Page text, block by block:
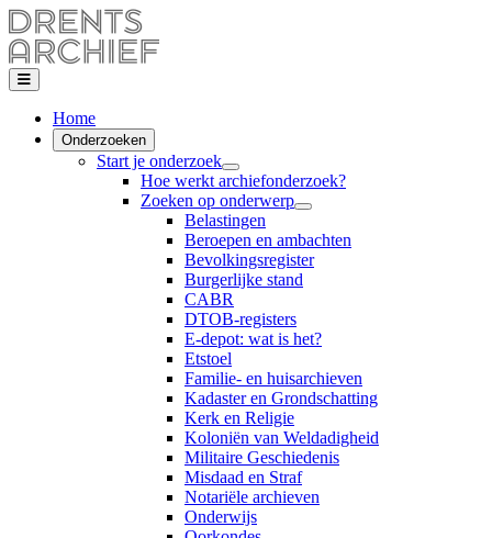
Home
Onderzoeken
Start je onderzoek
Hoe werkt archiefonderzoek?
Zoeken op onderwerp
Belastingen
Beroepen en ambachten
Bevolkingsregister
Burgerlijke stand
CABR
DTOB-registers
E-depot: wat is het?
Etstoel
Familie- en huisarchieven
Kadaster en Grondschatting
Kerk en Religie
Koloniën van Weldadigheid
Militaire Geschiedenis
Misdaad en Straf
Notariële archieven
Onderwijs